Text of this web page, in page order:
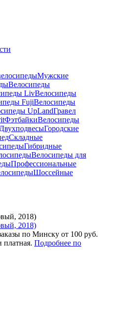
Мужские
Велосипеды
LivВелосипеды
FujiВелосипеды
UpLandГравел
ФэтбайкиВелосипеды
ДвухподвесыГородские
Складные
Гибридные
Велосипеды для
Профессиональные
Шоссейные
2018)
по Минску от 100 руб.
платная. Подробнее по